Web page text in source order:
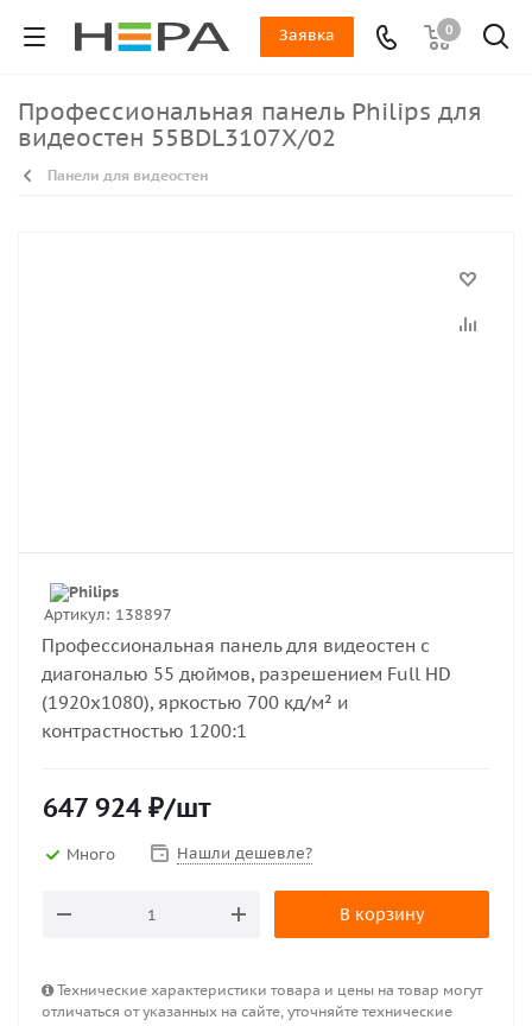
0
Заявка
Профессиональная панель Philips для
видеостен 55BDL3107X/02
Панели для видеостен
Артикул: 138897
Профессиональная панель для видеостен с
диагональю 55 дюймов, разрешением Full HD
(1920х1080), яркостью 700 кд/м² и
контрастностью 1200:1
647 924 ₽/шт
Много Нашли дешевле?
В корзину
Технические характеристики товара и цены на товар могут
отличаться от указанных на сайте, уточняйте технические